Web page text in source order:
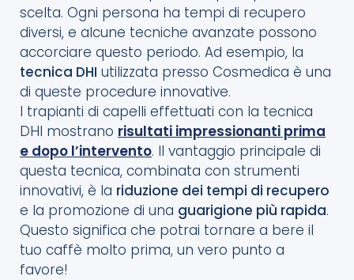
scelta. Ogni persona ha tempi di recupero
diversi, e alcune tecniche avanzate possono
accorciare questo periodo. Ad esempio, la
tecnica DHI utilizzata presso Cosmedica è una
di queste procedure innovative.
I trapianti di capelli effettuati con la tecnica
DHI mostrano risultati impressionanti prima
e dopo l’intervento. Il vantaggio principale di
questa tecnica, combinata con strumenti
innovativi, è la riduzione dei tempi di recupero
e la promozione di una guarigione più rapida.
Questo significa che potrai tornare a bere il
tuo caffè molto prima, un vero punto a
favore!